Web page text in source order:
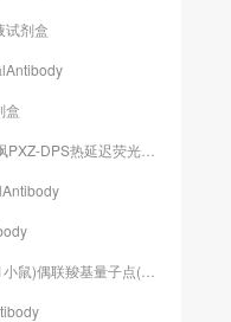
试剂盒
盒
热延迟荧光材料TADF
联羧基量子点(CdSe/ZeS)